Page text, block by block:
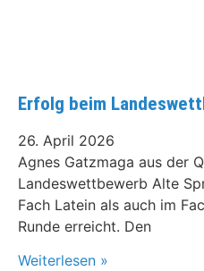
Erfolg beim
26. April 2026
Agnes Gatzmaga aus der
Landeswettbewerb Alte
Fach Latein als auch im
Runde erreicht. Den
Weiterlesen »